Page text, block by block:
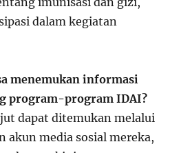
dalam kegiatan
menemukan informasi
program-program IDAI?
dapat ditemukan melalui
akun media sosial mereka,